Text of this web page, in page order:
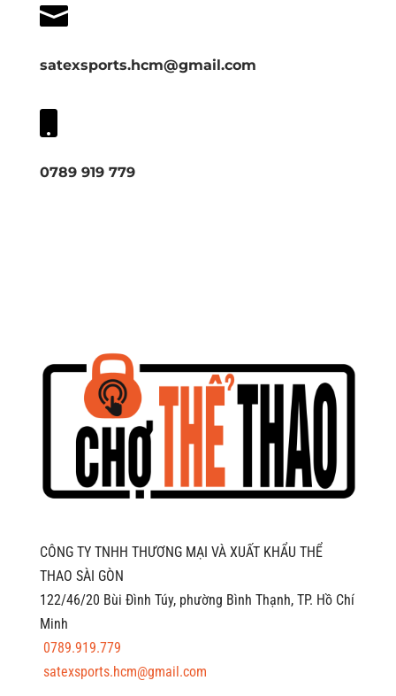

satexsports.hcm@gmail.com
0789 919 779
CÔNG TY TNHH THƯƠNG MẠI VÀ XUẤT KHẨU THỂ
THAO SÀI GÒN
122/46/20 Bùi Đình Túy, phường Bình Thạnh, TP. Hồ Chí
Minh
0789.919.779
satexsports.hcm@gmail.com